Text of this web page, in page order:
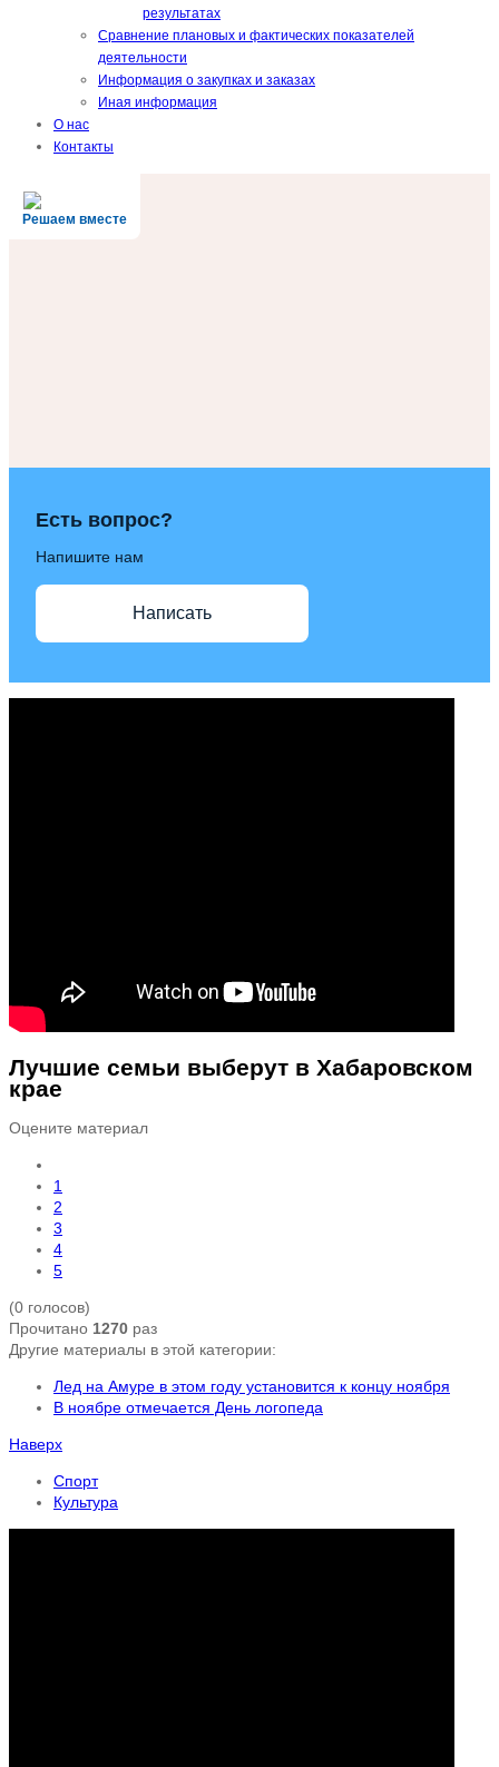
результатах
Сравнение плановых и фактических показателей
деятельности
Информация о закупках и заказах
Иная информация
О нас
Контакты
Решаем вместе
Есть вопрос?
Напишите нам
Написать
Лучшие семьи выберут в Хабаровском
крае
Оцените материал
1
2
3
4
5
(0 голосов)
Прочитано 1270 раз
Другие материалы в этой категории:
Лед на Амуре в этом году установится к концу ноября
В ноябре отмечается День логопеда
Наверх
Спорт
Культура